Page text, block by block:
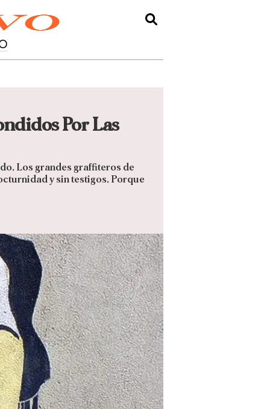
Por Las
Los grandes graffiteros de
y sin testigos. Porque